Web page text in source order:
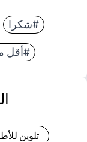
#شكرا
#أقل من 5
تلوين